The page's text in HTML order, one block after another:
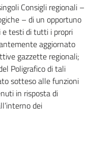
Consigli regionali –
– di un opportuno
testi di tutti i propri
aggiornato
gazzette regionali;
Poligrafico di tali
sotteso alle funzioni
in risposta di
dei